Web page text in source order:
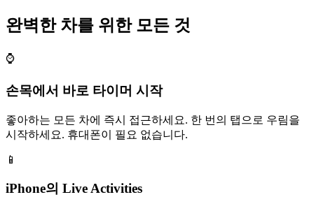
완벽한 차를 위한 모든 것
⌚
손목에서 바로 타이머 시작
좋아하는 모든 차에 즉시 접근하세요. 한 번의 탭으로 우림을
시작하세요. 휴대폰이 필요 없습니다.
📱
iPhone의 Live Activities